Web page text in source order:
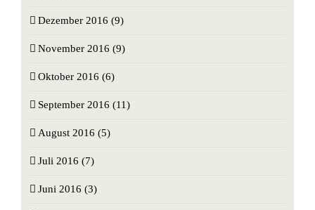
Dezember 2016 (9)
November 2016 (9)
Oktober 2016 (6)
September 2016 (11)
August 2016 (5)
Juli 2016 (7)
Juni 2016 (3)